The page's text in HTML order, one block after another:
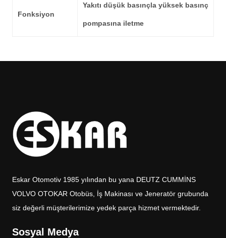
Fonksiyon
Yakıtı düşük basınçla yüksek basınç
pompasına iletme
Eskar Otomotiv 1985 yılından bu yana DEUTZ CUMMİNS
VOLVO OTOKAR Otobüs, İş Makinası ve Jeneratör grubunda
siz değerli müşterilerimize yedek parça hizmet vermektedir.
Sosyal Medya